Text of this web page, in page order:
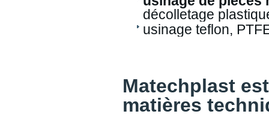
décolletage
usinage teflon,
Matechplast
matières